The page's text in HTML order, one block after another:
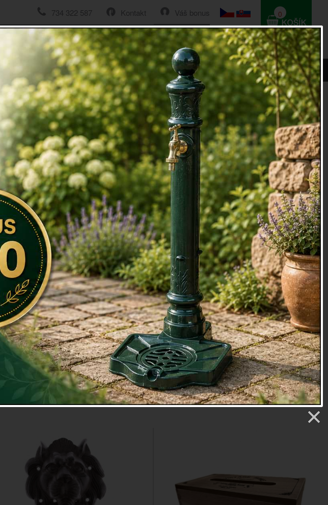
Váš bonus
Kontakt
734 322 587
HLEDAT
0
0 Kč
Řazení: Cena|Název|Skladem|Vše
Doplňky do koupelny se srdíčky
DOPRODEJ POSLEDNÍCH KUSŮ - PŮVODNÍ
CENA 485.-
Cena: 179 Kč
Skladem
Doručíme do: 10.8.
Detail
Doplňky do koupelny Industrial
DOPRODEJ POSLEDNÍCH KUSŮ - PŮVODNÍ
CENA 482.-
Cena: 179 Kč
Skladem
Doručíme do: 10.8.
Detail